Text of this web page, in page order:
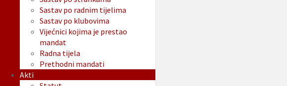
Sastav po radnim tijelima
Sastav po klubovima
Vijećnici kojima je prestao
mandat
Radna tijela
Prethodni mandati
Akti